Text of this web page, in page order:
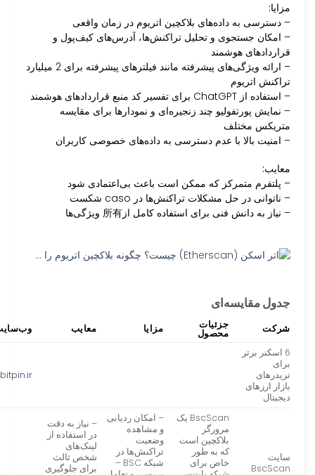
مزایا:
– دسترسی به داده‌های بلاکچین اتریوم در زمان واقعی
– امکان جستجوی و تحلیل تراکنش‌ها، آدرس‌های کیف‌پول و
قراردادهای هوشمند
– ارائه ویژگی‌های پیشرفته مانند فیلترهای پیشرفته برای 2 میلیارد
تراکنش اتریوم
– استفاده از ChatGPT برای تفسیر کد منبع قراردادهای هوشمند
– نمایش پورتفولیو چند زنجیره‌ای و نمودارها برای مقایسه
متریکس مختلف
– امنیت بالا با عدم دسترسی به داده‌های خصوصی کاربران
معایب:
– پلتفرم متمرکز که ممکن است باعث بی‌اعتمادی شود
– ناتوانی در حل مشکلات تراکنش‌ها در caso شکست
– نیاز به دانش فنی برای استفاده کامل از所有 ویژگی‌ها
جدول مقایسه‌ای
شرکت جزئیات
محصول مزایا معایب
6 اسکنر برتر
برای
تریدرهای
بازار ارزهای
دیجیتال
bitpin.ir
سایت
BscScan
BscScan یک
مرورگر
بلاکچین است
که به طور
خاص برای
– امکان ردیابی
و مشاهده
وضعیت
تراکنش‌ها در
شبکه BSC –
– نیاز به دقت
در استفاده از
لینک‌های
شخص ثالث
برای جلوگیری